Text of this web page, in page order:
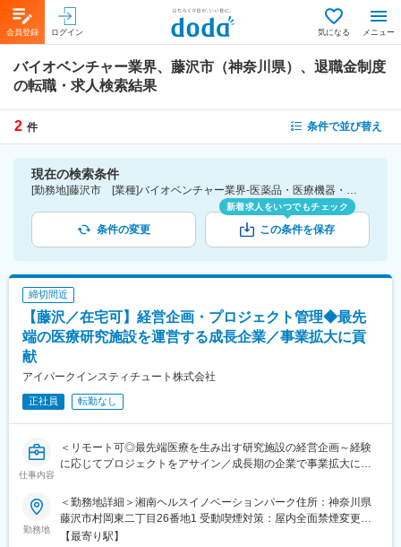
会員登録 ログイン 気になる メニュー
バイオベンチャー業界、藤沢市（神奈川県）、退職金制度
の転職・求人検索結果
2 件 条件で並び替え
現在の検索条件
[勤務地]藤沢市 [業種]バイオベンチャー業界-医薬品・医療機器・ライフサイエンス・医療系サービス [詳細条件](待遇・福利厚生)退職金制度
条件の変更
新着求人をいつでもチェック
この条件を保存
締切間近
【藤沢／在宅可】経営企画・プロジェクト管理◆最先
端の医療研究施設を運営する成長企業／事業拡大に貢
献
アイパークインスティチュート株式会社
正社員 転勤なし
仕事内容
＜リモート可◎最先端医療を生み出す研究施設の経営企画～経験
に応じてプロジェクトをアサイン／成長期の企業で事業拡大に携
◆事業と業務概要
運営している「湘南アイパーク」は、2018 年 4 月に設立された製
薬企業発のサイエンスパークです。
勤務地
＜勤務地詳細＞湘南ヘルスイノベーションパーク住所：神奈川県
藤沢市村岡東二丁目26番地1 受動喫煙対策：屋内全面禁煙変更の
範囲：会社の定める事業所（リモートワーク含む）
【最寄り駅】